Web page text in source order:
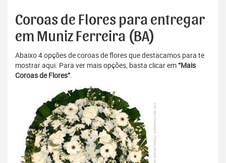
Coroas de Flores para entregar
em Muniz Ferreira (BA)
Abaixo 4 opções de coroas de flores que destacamos para te
mostrar aqui. Para ver mais opções, basta clicar em“Mais
Coroas de Flores”.